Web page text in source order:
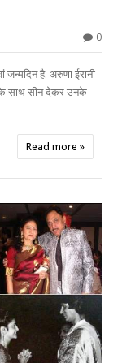
0
है. अरुणा ईरानी
के साथ सीन देकर उनके
Read more »